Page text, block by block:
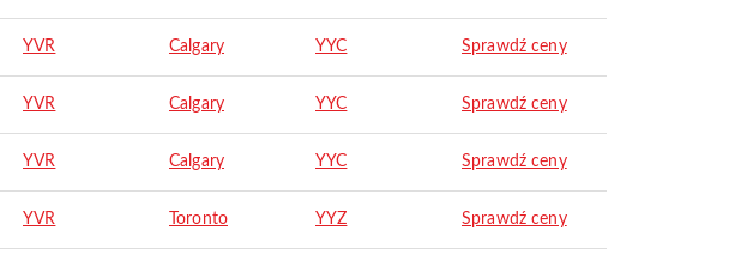
YVR Calgary YYC Sprawdź ceny
YVR Calgary YYC Sprawdź ceny
YVR Calgary YYC Sprawdź ceny
YVR Toronto YYZ Sprawdź ceny